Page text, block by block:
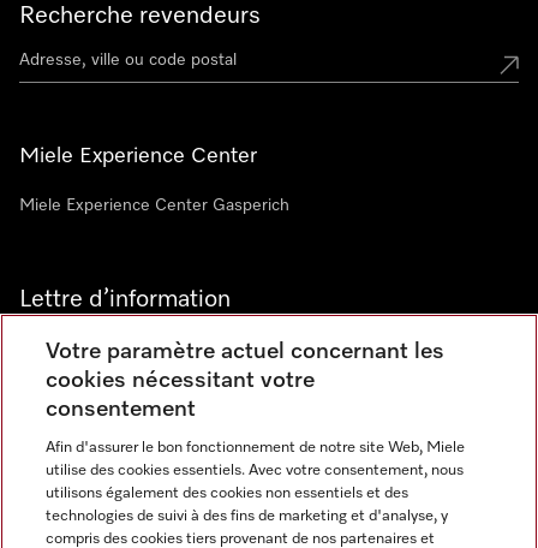
Recherche revendeurs
Miele Experience Center
Miele Experience Center Gasperich
Lettre d’information
Langue
FRANCAIS
Votre paramètre actuel concernant les
cookies nécessitant votre
consentement
Afin d'assurer le bon fonctionnement de notre site Web, Miele
utilise des cookies essentiels. Avec votre consentement, nous
utilisons également des cookies non essentiels et des
technologies de suivi à des fins de marketing et d'analyse, y
compris des cookies tiers provenant de nos partenaires et